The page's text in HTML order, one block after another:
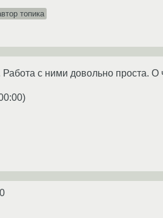
топика
с ними довольно проста. О
)